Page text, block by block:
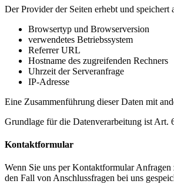
Der Provider der Seiten erhebt und
Browsertyp und Browserversion
verwendetes Betriebssystem
Referrer URL
Hostname des zugreifenden Rechners
Uhrzeit der Serveranfrage
IP-Adresse
Eine Zusammenführung dieser Daten mit
Grundlage für die Datenverarbeitung ist Art.
Kontaktformular
Wenn Sie uns per Kontaktformular
den Fall von Anschlussfragen bei uns